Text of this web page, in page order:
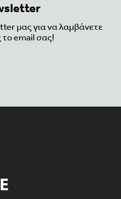
μας για να λαμβάνετε
το email σας!